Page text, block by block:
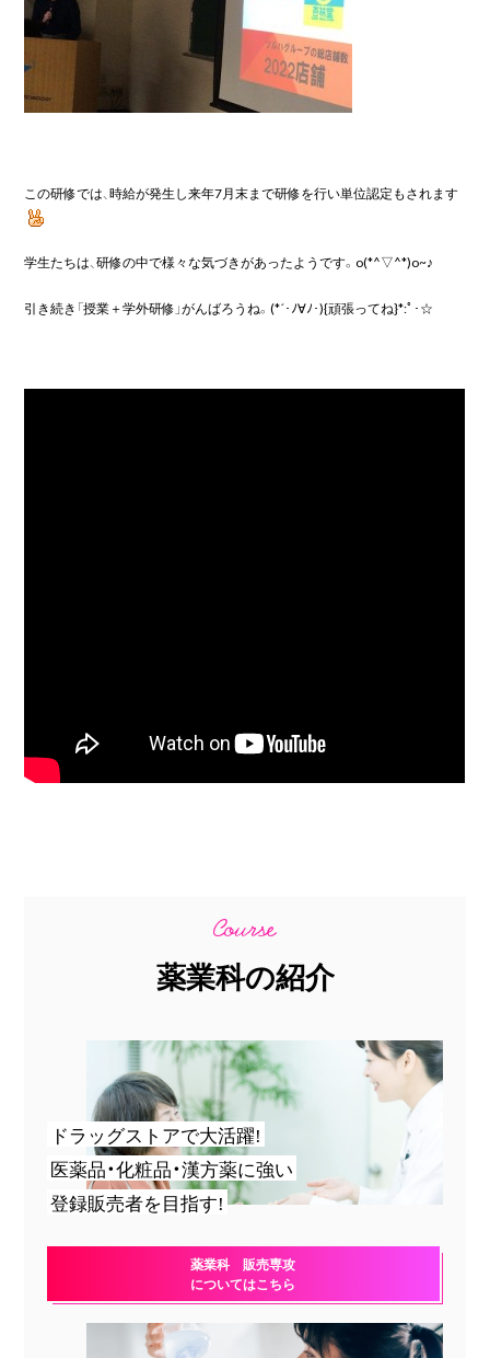
この研修では、時給が発生し来年7月末まで研修を行い単位認定もされます
学生たちは、研修の中で様々な気づきがあったようです。o(*^▽^*)o~♪
引き続き「授業＋学外研修」がんばろうね。(*´･ﾉ∀ﾉ･){頑張ってね}*:ﾟ･☆
薬業科の紹介
ドラッグストアで大活躍!
医薬品・化粧品・漢方薬に強い
登録販売者を目指す!
薬業科 販売専攻
についてはこちら